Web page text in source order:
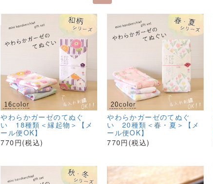
やわらかガーゼのてぬぐ
い 18種類＜縁起物＞【メ
ール便OK】
770円(税込)
やわらかガーゼのてぬぐ
い 20種類＜春・夏＞【メ
ール便OK】
770円(税込)